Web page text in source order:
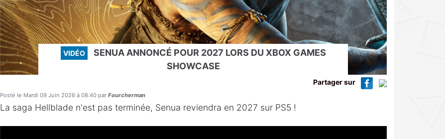
VIDÉO
SENUA ANNONCÉ POUR 2027 LORS DU XBOX GAMES
SHOWCASE
Partager sur
Posté le Mardi 09 Juin 2026 à 08:40 par Fourcherman
La saga Hellblade n'est pas terminée, Senua reviendra en 2027 sur PS5 !